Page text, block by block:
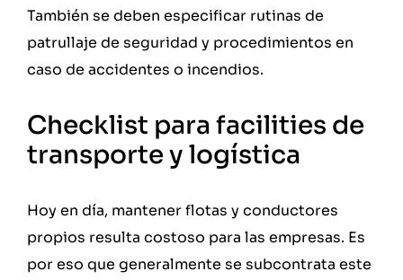
También se deben especificar rutinas de
patrullaje de seguridad y procedimientos en
caso de accidentes o incendios.
Checklist para facilities de
transporte y logística
Hoy en día, mantener flotas y conductores
propios resulta costoso para las empresas. Es
por eso que generalmente se subcontrata este